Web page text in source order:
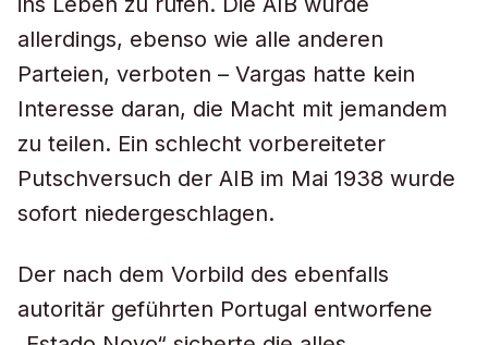
allerdings, ebenso wie alle anderen
Parteien, verboten – Vargas hatte kein
Interesse daran, die Macht mit jemandem
zu teilen. Ein schlecht vorbereiteter
Putschversuch der AIB im Mai 1938 wurde
sofort niedergeschlagen.
Der nach dem Vorbild des ebenfalls
autoritär geführten Portugal entworfene